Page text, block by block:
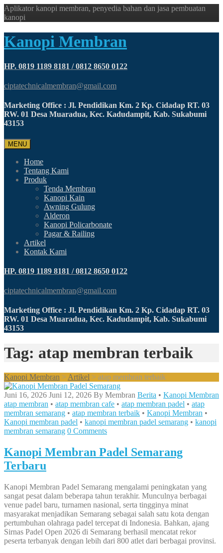
Aplikator kanopi membran, penyedia bahan dan jasa pembuatan
kanopi
Kanopi Membran
HP. 0819 1189 8181 / 0812 8650 0122
ciptatechnicalmembran@gmail.com
Marketing Office : Jl. Pendidikan Km. 2 Kp. Cidadap RT. 03
RW. 01 Desa Muaradua, Kec. Kadudampit, Kab. Sukabumi
43153
MENU
Home
Tentang Kami
Produk
Tenda Membran
Kanopi Kain
Awning Gulung
Alderon
Kanopi Policarbonate
Pagar & Railing
Artikel
Kontak Kami
HP. 0819 1189 8181 / 0812 8650 0122
ciptatechnicalmembran@gmail.com
Marketing Office : Jl. Pendidikan Km. 2 Kp. Cidadap RT. 03
RW. 01 Desa Muaradua, Kec. Kadudampit, Kab. Sukabumi
43153
Tag: atap membran terbaik
Kanopi Membran > Artikel > atap membran terbaik
Juni 16, 2026 Juni 12, 2026 By Membran Berita • Kanopi Membran
atap membran • atap membran cafe • atap membran padel • atap
membran semarang • atap membran terbaik • Kanopi Membran •
Kanopi membran padel • kanopi membran padel semarang • kanopi
membran semarang 0 Comments
Kanopi Membran Padel Semarang
Terbaru
Kanopi Membran Padel Semarang mengalami peningkatan yang
sangat pesat dalam beberapa tahun terakhir. Munculnya berbagai
venue padel baru, turnamen nasional, serta tingginya minat
masyarakat menjadikan Semarang sebagai salah satu kota dengan
pertumbuhan olahraga padel tercepat di Indonesia. Bahkan, ajang
Sirnas Padel Open 2026 di Semarang berhasil mencatat rekor
peserta terbanyak dengan lebih dari 800 atlet dari berbagai provinsi.